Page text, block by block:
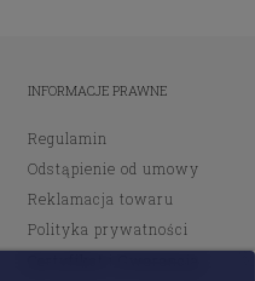
INFORMACJE PRAWNE
Regulamin
Odstąpienie od umowy
Reklamacja towaru
Polityka prywatności